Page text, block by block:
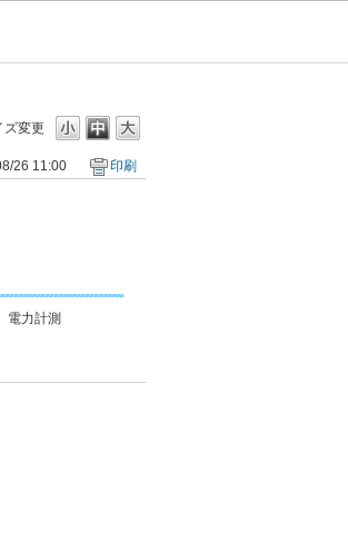
ズ変更
26 11:00 印刷
電力計測